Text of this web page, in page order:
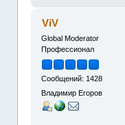
ViV
Global Moderator
Профессионал
Сообщений: 1428
Владимир Егоров